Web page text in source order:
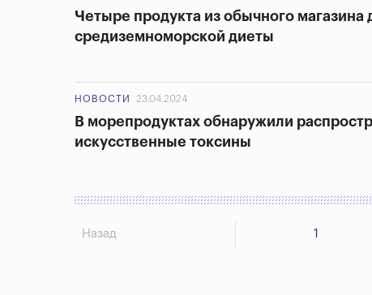
Четыре продукта из обычного магазина
средиземноморской диеты
НОВОСТИ 23.04.2024
В морепродуктах обнаружили
искусственные токсины
Назад 1